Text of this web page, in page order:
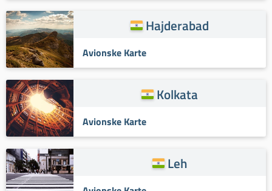
Hajderabad
Avionske Karte
Kolkata
Avionske Karte
Leh